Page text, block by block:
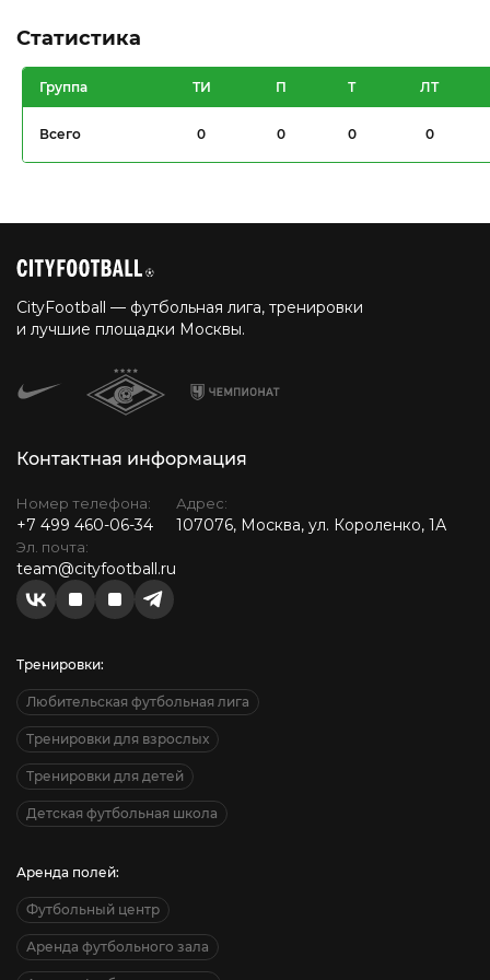
Статистика
Группа ТИ П Т ЛТ
Всего 0 0 0 0
CityFootball — футбольная лига, тренировки
и лучшие площадки Москвы.
Контактная информация
Номер телефона:
+7 499 460-06-34
Эл. почта:
team@cityfootball.ru
Адрес:
107076, Москва, ул. Короленко, 1А
Тренировки:
Любительская футбольная лига
Тренировки для взрослых
Тренировки для детей
Детская футбольная школа
Аренда полей:
Футбольный центр
Аренда футбольного зала